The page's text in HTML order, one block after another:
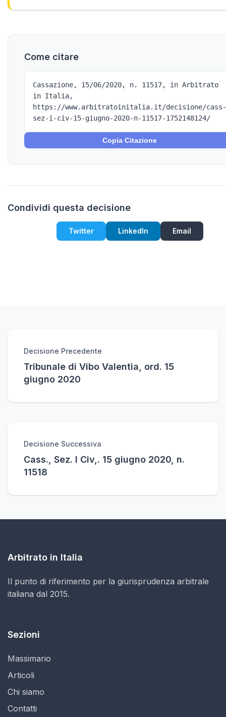
Come citare
Cassazione, 15/06/2020, n. 11517, in Arbitrato
in Italia,
https://www.arbitratoinitalia.it/decisione/cass-
sez-i-civ-15-giugno-2020-n-11517-1752148124/
Copia Citazione
Condividi questa decisione
Twitter LinkedIn Email
Decisione Precedente
Tribunale di Vibo Valentia, ord. 15
giugno 2020
Decisione Successiva
Cass., Sez. I Civ,. 15 giugno 2020, n.
11518
Arbitrato in Italia
Il punto di riferimento per la giurisprudenza arbitrale
italiana dal 2015.
Sezioni
Massimario
Articoli
Chi siamo
Contatti